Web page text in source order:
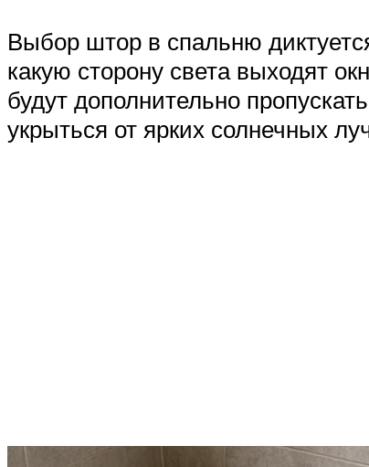
Выбор штор в спальню
какую сторону света выходят
будут дополнительно
укрыться от ярких солнечных